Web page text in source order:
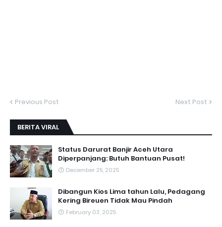
Previous Post Next Post
BERITA VIRAL
Status Darurat Banjir Aceh Utara
Diperpanjang: Butuh Bantuan Pusat!
December 25, 2025
Dibangun Kios Lima tahun Lalu, Pedagang
Kering Bireuen Tidak Mau Pindah
February 03, 2025